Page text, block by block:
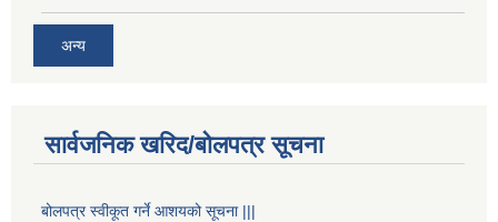
अन्य
सार्वजनिक खरिद/बोलपत्र सूचना
बोलपत्र स्वीकूत गर्ने आशयको सूचना |||